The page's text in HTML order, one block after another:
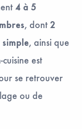
4 à 5
, dont 2
, ainsi que
cuisine est
se retrouver
ou de